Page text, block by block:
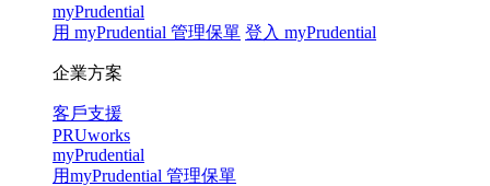
myPrudential
用 myPrudential 管理保單 登入 myPrudential
企業方案
客戶支援
PRUworks
myPrudential
用myPrudential 管理保單